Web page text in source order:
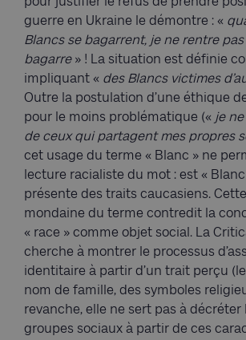
guerre en Ukraine le démontre : «
Blancs se bagarrent, je ne rentre
bagarre» ! La situation est définie
impliquant « des Blancs victimes
Outre la postulation d’une éthique
pour le moins problématique (« je
de ceux qui partagent mes propres
cet usage du terme « Blanc » ne
lecture racialiste du mot : est «
présente des traits caucasiens.
mondaine du terme contredit la
« race » comme objet social. La
cherche à montrer le processus
identitaire à partir d’un trait perçu
nom de famille, des symboles
revanche, elle ne sert pas à décréter
groupes sociaux à partir de ces